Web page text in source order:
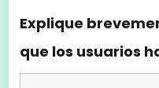
Explique
que los usuarios